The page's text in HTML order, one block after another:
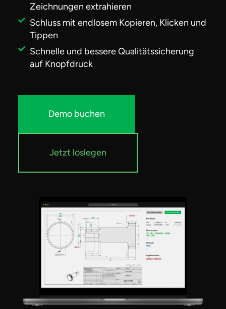
Zeichnungen extrahieren
Schluss mit endlosem Kopieren, Klicken und
Tippen
Schnelle und bessere Qualitätssicherung
auf Knopfdruck
Demo buchen
Jetzt loslegen